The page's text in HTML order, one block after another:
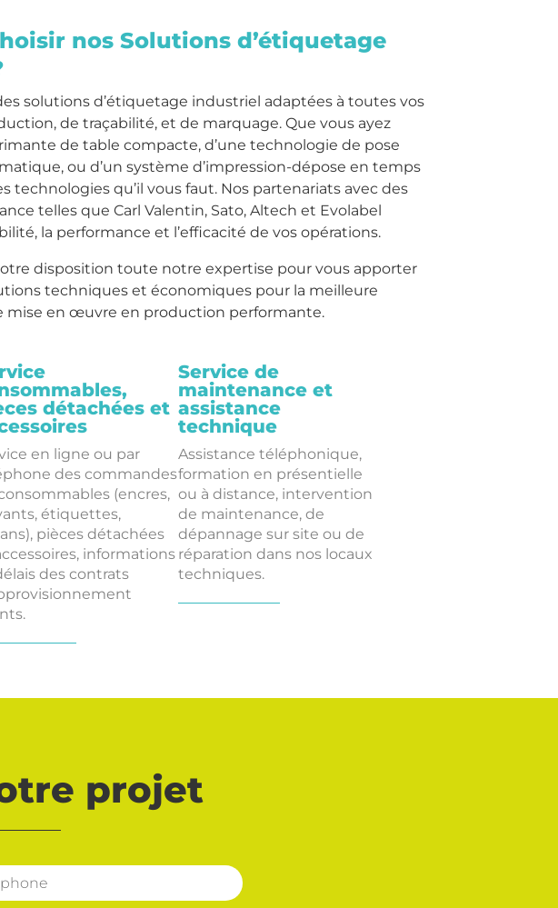
nos Solutions d’étiquetage
solutions d’étiquetage industriel adaptées à toutes vos
de traçabilité, et de marquage. Que vous ayez
de table compacte, d’une technologie de pose
ou d’un système d’impression-dépose en temps
technologies qu’il vous faut. Nos partenariats avec des
telles que Carl Valentin, Sato, Altech et Evolabel
la performance et l’efficacité de vos opérations.
disposition toute notre expertise pour vous apporter
techniques et économiques pour la meilleure
mise en œuvre en production performante.
détachées et
en ligne ou par
des commandes
(encres,
étiquettes,
pièces détachées
informations
des contrats
Service de
maintenance et
assistance
technique
Assistance téléphonique,
formation en présentielle
ou à distance, intervention
de maintenance, de
dépannage sur site ou de
réparation dans nos locaux
techniques.
projet